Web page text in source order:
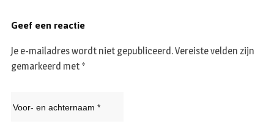
Geef een reactie
Je e-mailadres wordt niet gepubliceerd.Vereiste velden zijn
gemarkeerd met *